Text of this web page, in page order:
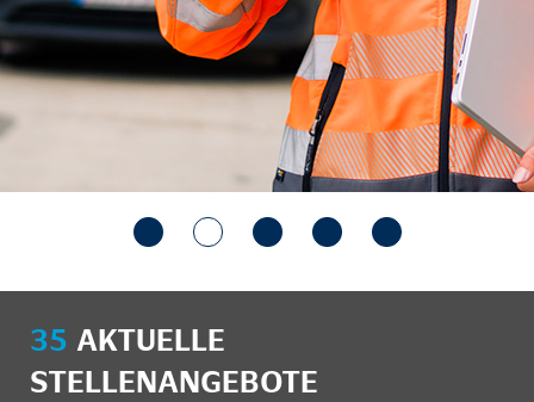
35 AKTUELLE
STELLENANGEBOTE